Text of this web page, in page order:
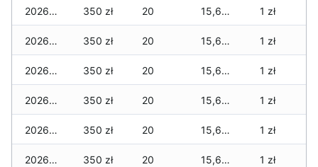
2026-01-20 350 zł 20 15,680 zł 1 zł
2026-01-19 350 zł 20 15,680 zł 1 zł
2026-01-18 350 zł 20 15,655 zł 1 zł
2026-01-17 350 zł 20 15,650 zł 1 zł
2026-01-16 350 zł 20 15,645 zł 1 zł
2026-01-15 350 zł 20 15,620 zł 1 zł